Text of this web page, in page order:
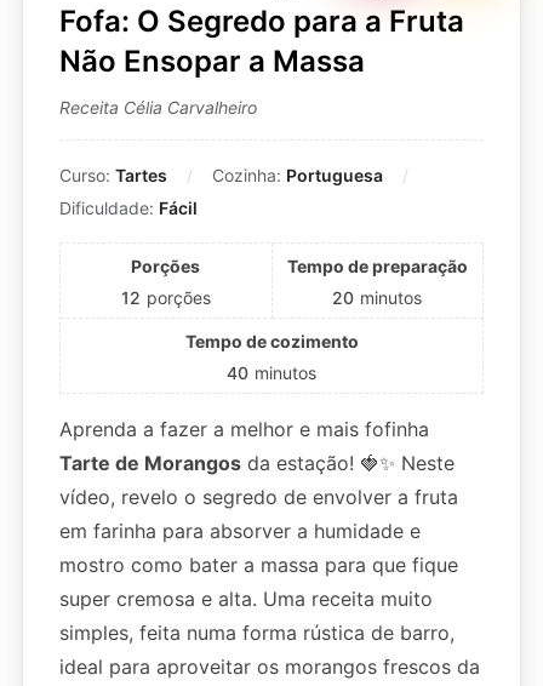
Fofa: O Segredo para a Fruta
Não Ensopar a Massa
Receita Célia Carvalheiro
Curso: Tartes Cozinha: Portuguesa
Dificuldade: Fácil
Porções
12 porções
Tempo de preparação
20 minutos
Tempo de cozimento
40 minutos
Aprenda a fazer a melhor e mais fofinha
Tarte de Morangosda estação! 🍓✨ Neste
vídeo, revelo o segredo de envolver a fruta
em farinha para absorver a humidade e
mostro como bater a massa para que fique
super cremosa e alta. Uma receita muito
simples, feita numa forma rústica de barro,
ideal para aproveitar os morangos frescos da